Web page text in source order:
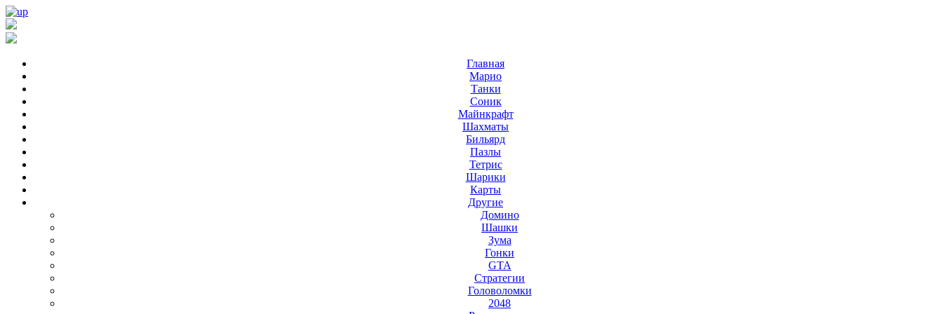
Главная
Марио
Танки
Соник
Майнкрафт
Шахматы
Бильярд
Пазлы
Тетрис
Шарики
Карты
Другие
Домино
Шашки
Зума
Гонки
GTA
Стратегии
Головоломки
2048